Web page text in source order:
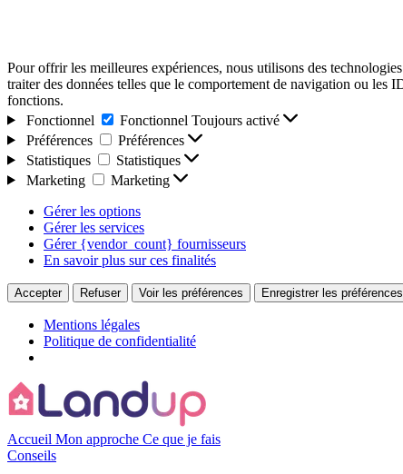
Pour offrir les meilleures expériences, nous utilisons des
traiter des données telles que le comportement de navigation ou les
fonctions.
Fonctionnel
Fonctionnel Toujours activé
Préférences
Préférences
Statistiques
Statistiques
Marketing
Marketing
Gérer les options
Gérer les services
Gérer {vendor_count} fournisseurs
En savoir plus sur ces finalités
Accepter Refuser Voir les préférences Enregistrer les préférences
Mentions légales
Politique de confidentialité
Accueil Mon approche Ce que je fais
Conseils